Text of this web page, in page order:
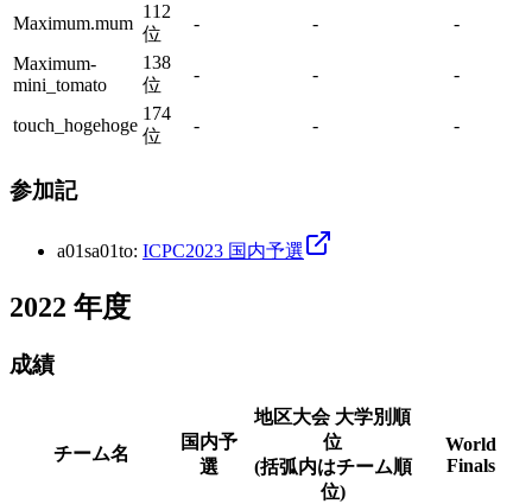
Maximum.mum
112
位
- -
-
Maximum-
mini_tomato
138
位
- - -
touch_hogehoge
174
位
- - -
参加記
a01sa01to: ICPC2023 国内予選
2022 年度
成績
チーム名
国内予
選
地区大会 大学別順
位
(括弧内はチーム順
位)
World
Finals